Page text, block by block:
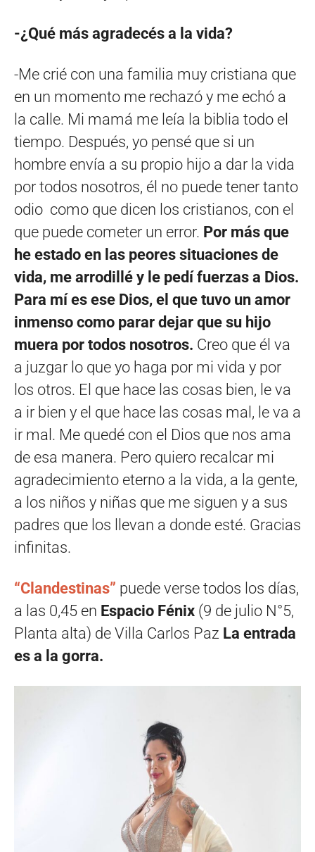
-¿Qué más agradecés a la vida?
-Me crié con una familia muy cristiana que
en un momento me rechazó y me echó a
la calle. Mi mamá me leía la biblia todo el
tiempo. Después, yo pensé que si un
hombre envía a su propio hijo a dar la vida
por todos nosotros, él no puede tener tanto
odio como que dicen los cristianos, con el
que puede cometer un error. Por más que
he estado en las peores situaciones de
vida, me arrodillé y le pedí fuerzas a Dios.
Para mí es ese Dios, el que tuvo un amor
inmenso como parar dejar que su hijo
muera por todos nosotros. Creo que él va
a juzgar lo que yo haga por mi vida y por
los otros. El que hace las cosas bien, le va
a ir bien y el que hace las cosas mal, le va a
ir mal. Me quedé con el Dios que nos ama
de esa manera. Pero quiero recalcar mi
agradecimiento eterno a la vida, a la gente,
a los niños y niñas que me siguen y a sus
padres que los llevan a donde esté. Gracias
infinitas.
“Clandestinas” puede verse todos los días,
a las 0,45 en Espacio Fénix (9 de julio N°5,
Planta alta) de Villa Carlos Paz La entrada
es a la gorra.